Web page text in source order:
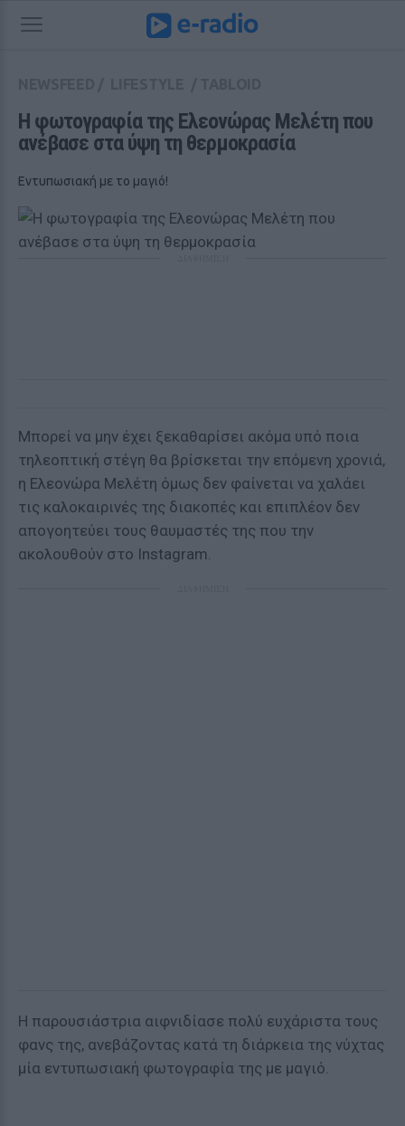
Η φωτογραφία της Ελεονώρας Μελέτη που
ανέβασε στα ύψη τη θερμοκρασία
Εντυπωσιακή με το μαγιό!
Μπορεί να μην έχει ξεκαθαρίσει ακόμα υπό ποια
τηλεοπτική στέγη θα βρίσκεται την επόμενη χρονιά,
η Ελεονώρα Μελέτη όμως δεν φαίνεται να χαλάει
τις καλοκαιρινές της διακοπές και επιπλέον δεν
απογοητεύει τους θαυμαστές της που την
ακολουθούν στο Instagram.
Η παρουσιάστρια αιφνιδίασε πολύ ευχάριστα τους
φανς της, ανεβάζοντας κατά τη διάρκεια της νύχτας
μία εντυπωσιακή φωτογραφία της με μαγιό.